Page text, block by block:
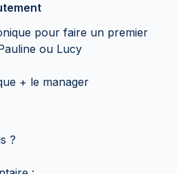
pour faire un premier
ou Lucy
+ le manager
?